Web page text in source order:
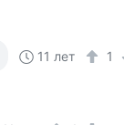
11 лет 1